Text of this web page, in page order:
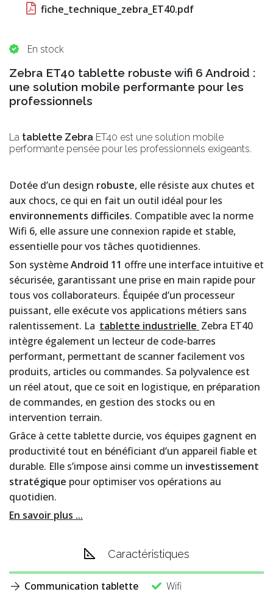
fiche_technique_zebra_ET40.pdf
En stock
Zebra ET40 tablette robuste wifi 6 Android :
une solution mobile performante pour les
professionnels
La tablette Zebra ET40 est une solution mobile
performante pensée pour les professionnels exigeants.
Dotée d’un design robuste, elle résiste aux chutes et
aux chocs, ce qui en fait un outil idéal pour les
environnements difficiles. Compatible avec la norme
Wifi 6, elle assure une connexion rapide et stable,
essentielle pour vos tâches quotidiennes.
Son systèmeAndroid 11 offre une interface intuitive et
sécurisée, garantissant une prise en main rapide pour
tous vos collaborateurs. Équipée d’un processeur
puissant, elle exécute vos applications métiers sans
ralentissement. La tablette industrielle Zebra ET40
intègre également un lecteur de code-barres
performant, permettant de scanner facilement vos
produits, articles ou commandes. Sa polyvalence est
un réel atout, que ce soit en logistique, en préparation
de commandes, en gestion des stocks ou en
intervention terrain.
Grâce à cette tablette durcie, vos équipes gagnent en
productivité tout en bénéficiant d’un appareil fiable et
durable. Elle s’impose ainsi comme un investissement
stratégique pour optimiser vos opérations au
quotidien.
En savoir plus ...
Caractéristiques
Communication tablette Wifi